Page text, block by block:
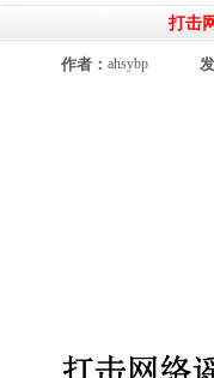
打击
作者： ahsybp